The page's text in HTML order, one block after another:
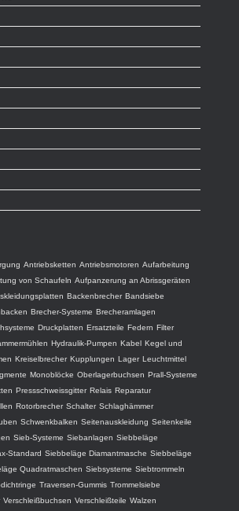
Antriebsketten Antriebsmotoren Aufarbeitung
von Schaufeln Aufpanzerung an Abrissgeräten
Backenbrecher Bandsiebe
Brecher-Systeme Brecheramlagen
Druckplatten Ersatzteile Federn Filter
Hydraulik-Pumpen Kabel Kegel und
Kreiselbrecher Kupplungen Lager Leuchtmittel
Monoblöcke Oberlagerbuchsen Prall-Systeme
Pressschweissgitter Relais Reparatur
Rotorbrecher Schalter Schlaghämmer
Schwenkbalken Seitenauskleidung Seitenkeile
Sieb-Systeme Siebanlagen Siebbeläge
Standard Siebbeläge Diamantmasche Siebbeläge
Quadratmaschen Siebsysteme Siebtrommeln
Traversen-Gummis Trommelsiebe
Verschleißbuchsen Verschleißteile Walzen